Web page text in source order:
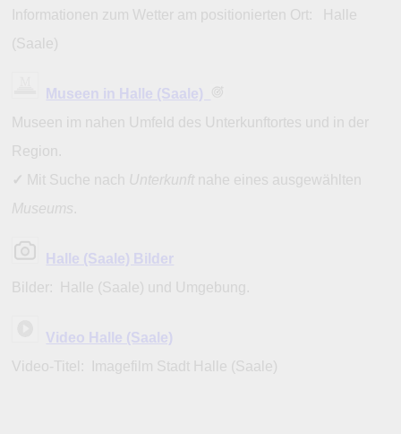
Informationen zum Wetter am positionierten Ort: Halle
(Saale)
Museen in Halle (Saale)
Museen im nahen Umfeld des Unterkunftortes und in der
Region.
✓ Mit Suche nach Unterkunft nahe eines ausgewählten
Museums.
Halle (Saale) Bilder
Bilder: Halle (Saale) und Umgebung.
Video Halle (Saale)
Video-Titel: Imagefilm Stadt Halle (Saale)